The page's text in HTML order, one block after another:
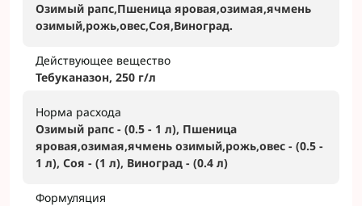
Озимый рапс,Пшеница яровая,озимая,ячмень
озимый,рожь,овес,Соя,Виноград.
Действующее вещество
Тебуканазон, 250 г/л
Норма расхода
Озимый рапс - (0.5 - 1 л), Пшеница
яровая,озимая,ячмень озимый,рожь,овес - (0.5 -
1 л), Соя - (1 л), Виноград - (0.4 л)
Формуляция